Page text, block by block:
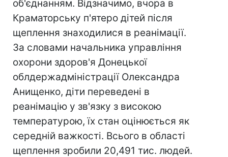
об'єднанням. Відзначимо, вчора в
Краматорську п'ятеро дітей після
щеплення знаходилися в реанімації.
За словами начальника управління
охорони здоров'я Донецької
облдержадміністрації Олександра
Анищенко, діти переведені в
реанімацію у зв'язку з високою
температурою, їх стан оцінюється як
середній важкості. Всього в області
щеплення зробили 20,491 тис. людей.